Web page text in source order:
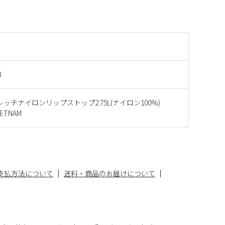
ッチナイロンリップストップ2.75L(ナイロン100%)
払方法について 送料・商品のお届けについて